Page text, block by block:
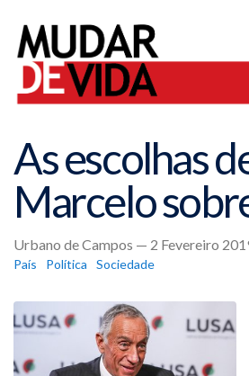
As escolhas
Marcelo
Urbano de Campos — 2 Fevereiro
País Política Sociedade